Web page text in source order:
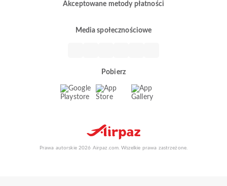
Akceptowane metody płatności
Media społecznościowe
Pobierz
Prawa autorskie 2026 Airpaz.com. Wszelkie prawa zastrzeżone.